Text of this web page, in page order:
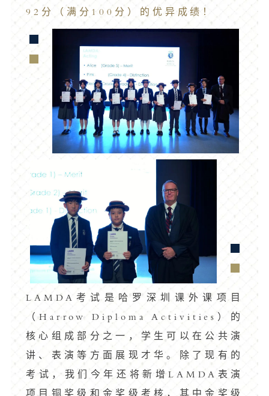
92分（满分100分）的优异成绩！
LAMDA考试是哈罗深圳课外课项目
（Harrow Diploma Activities）的
核心组成部分之一，学生可以在公共演
讲、表演等方面展现才华。除了现有的
考试，我们今年还将新增LAMDA表演